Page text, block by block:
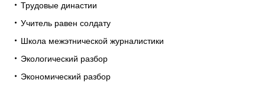
Трудовые династии
Учитель равен солдату
Школа межэтнической журналистики
Экологический разбор
Экономический разбор